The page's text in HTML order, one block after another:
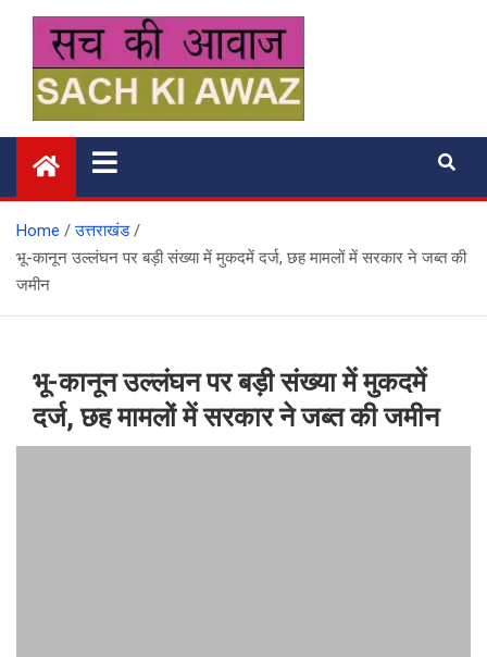
content
सच की आवाज
Home
उत्तराखंड
भू-कानून उल्लंघन पर बड़ी संख्‍या में मुकदमें दर्ज, छह मामलों में सरकार ने जब्‍त की
जमीन
भू-कानून उल्लंघन पर बड़ी संख्‍या में मुकदमें
दर्ज, छह मामलों में सरकार ने जब्‍त की जमीन